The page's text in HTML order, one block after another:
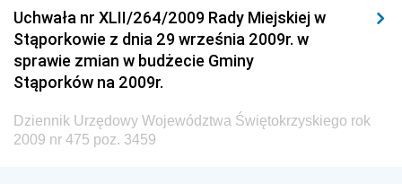
Dziennik Urzędowy Ministerstwa Rolnictwa i
Gospodarki Żywnościowej
Dziennik Urzędowy Ministra Rodziny, Pracy i Polityki
Społecznej
Dziennik Urzędowy Ministra Cyfryzacji
Uchwała nr XLII/264/2009 Rady Miejskiej w
Stąporkowie z dnia 29 września 2009r. w
sprawie zmian w budżecie Gminy
Stąporków na 2009r.
Dziennik Urzędowy Województwa Świętokrzyskiego rok
2009 nr 475 poz. 3459